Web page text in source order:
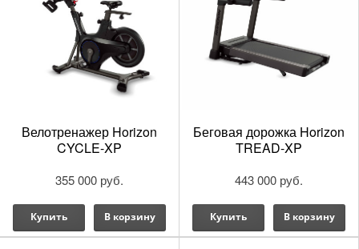
Велотренажер Horizon
CYCLE-XP
355 000 руб.
Купить В корзину
Беговая дорожка Horizon
TREAD-XP
443 000 руб.
Купить В корзину